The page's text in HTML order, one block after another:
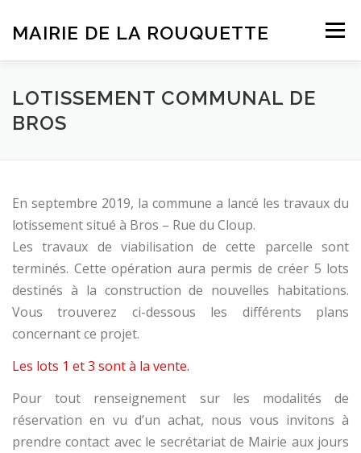
contenu
MAIRIE DE LA ROUQUETTE Menu
ACCUEIL BULLETINS D’INFORMATION
LOTISSEMENT COMMUNAL DE
BROS
En septembre 2019, la commune a lancé les travaux du
lotissement situé à Bros – Rue du Cloup.
Les travaux de viabilisation de cette parcelle sont
terminés. Cette opération aura permis de créer 5 lots
destinés à la construction de nouvelles habitations.
Vous trouverez ci-dessous les différents plans
concernant ce projet.
Les lots 1 et 3 sont à la vente.
Pour tout renseignement sur les modalités de
réservation en vu d’un achat, nous vous invitons à
prendre contact avec le secrétariat de Mairie aux jours